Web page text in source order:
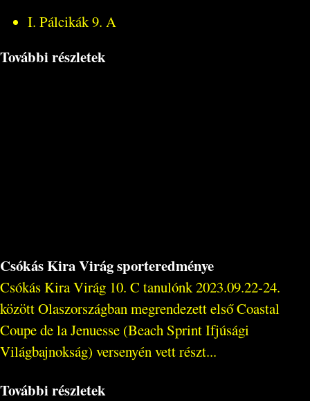
I. Pálcikák 9. A
További részletek
Csókás Kira Virág sporteredménye
Csókás Kira Virág 10. C tanulónk 2023.09.22-24.
között Olaszországban megrendezett első Coastal
Coupe de la Jenuesse (Beach Sprint Ifjúsági
Világbajnokság) versenyén vett részt...
További részletek